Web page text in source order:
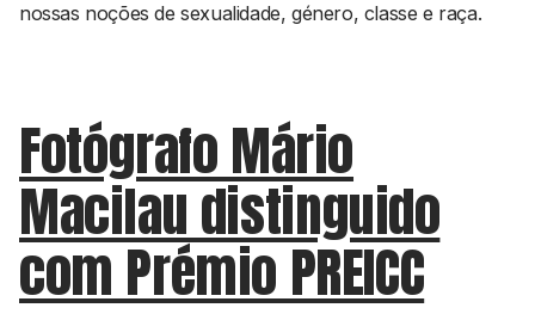
nossas noções de sexualidade, género, classe e raça.
Fotógrafo Mário
Macilau distinguido
com Prémio PREICC